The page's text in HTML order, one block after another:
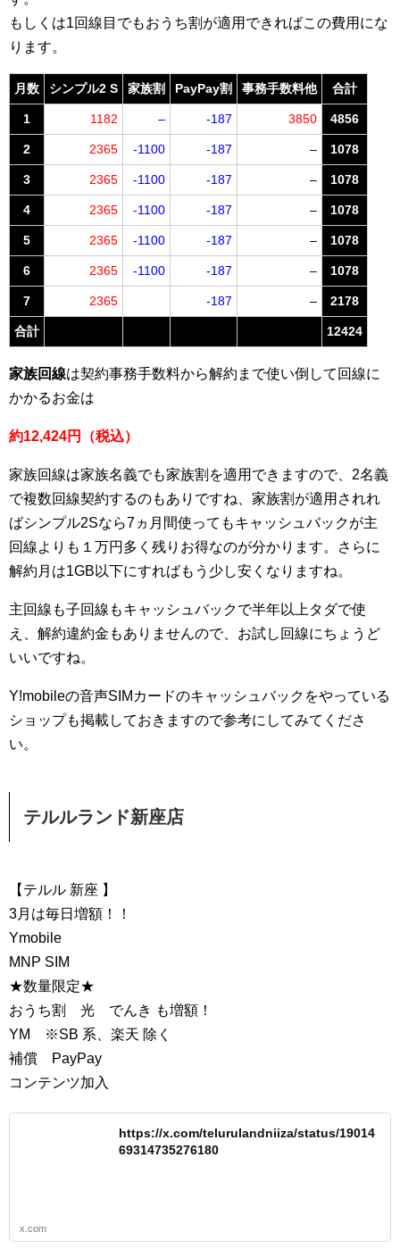
もしくは1回線目でもおうち割が適用できればこの費用にな
ります。
月数 シンプル2 S 家族割 PayPay割 事務手数料他 合計
1 1182 – -187 3850 4856
2 2365 -1100 -187 – 1078
3 2365 -1100 -187 – 1078
4 2365 -1100 -187 – 1078
5 2365 -1100 -187 – 1078
6 2365 -1100 -187 – 1078
7 2365 -187 – 2178
合計 12424
家族回線は契約事務手数料から解約まで使い倒して回線に
かかるお金は
約12,424円（税込）
家族回線は家族名義でも家族割を適用できますので、2名義
で複数回線契約するのもありですね、家族割が適用されれ
ばシンプル2Sなら7ヵ月間使ってもキャッシュバックが主
回線よりも１万円多く残りお得なのが分かります。さらに
解約月は1GB以下にすればもう少し安くなりますね。
主回線も子回線もキャッシュバックで半年以上タダで使
え、解約違約金もありませんので、お試し回線にちょうど
いいですね。
Y!mobileの音声SIMカードのキャッシュバックをやっている
ショップも掲載しておきますので参考にしてみてくださ
い。
テルルランド新座店
【テルル 新座 】
3月は毎日増額！！
Ymobile
MNP SIM
★数量限定★
おうち割 光 でんき も増額！
YM ※SB 系、楽天 除く
補償 PayPay
コンテンツ加入
https://x.com/telurulandniiza/status/19014
69314735276180
x.com